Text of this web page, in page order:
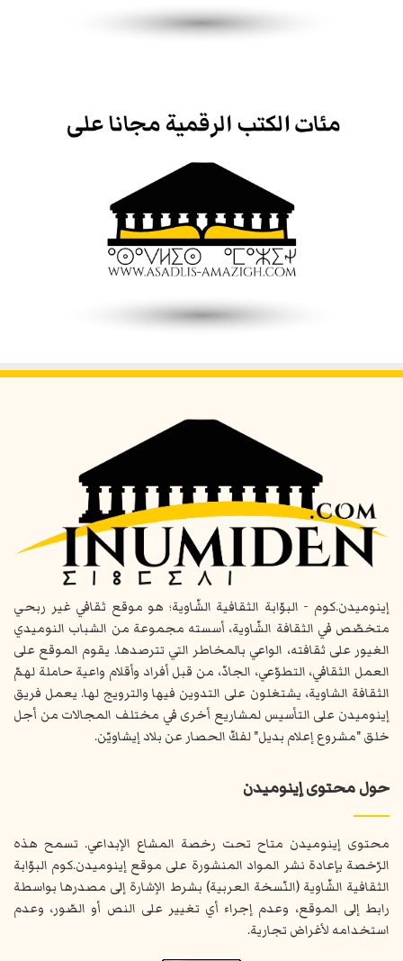
إينوميدن.كوم - البوّابة الثقافية الشّاوية؛ هو موقع ثقافي غير ربحي
متخصّص في الثقافة الشّاوية، أسسته مجموعة من الشباب النوميدي
الغيور على ثقافته، الواعي بالمخاطر التي تترصدها. يقوم الموقع على
العمل الثقافي، التطوّعي، الجادّ، من قبل أفراد وأقلام واعية حاملة لهمّ
الثقافة الشاوية، يشتغلون على التدوين فيها والترويج لها. يعمل فريق
إينوميدن على التأسيس لمشاريع أخرى في مختلف المجالات من أجل
خلق "مشروع إعلام بديل" لفكّ الحصار عن بلاد إيشاويّن.
حول محتوى إينوميدن
محتوى إينوميدن متاح تحت رخصة المشاع الإبداعي. تسمح هذه
الرّخصة بإعادة نشر المواد المنشورة على موقع إينوميدن.كوم البوّابة
الثقافية الشّاوية (النّسخة العربية) بشرط الإشارة إلى مصدرها بواسطة
رابط إلى الموقع، وعدم إجراء أي تغيير على النص أو الصّور، وعدم
استخدامه لأغراض تجارية.